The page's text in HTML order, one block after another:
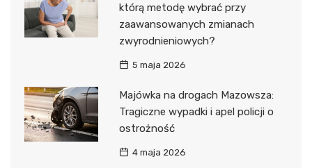
którą metodę wybrać przy
zaawansowanych zmianach
zwyrodnieniowych?
5 maja 2026
Majówka na drogach Mazowsza:
Tragiczne wypadki i apel policji o
ostrożność
4 maja 2026